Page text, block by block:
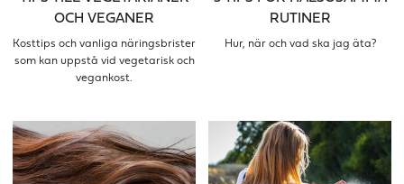
OCH VEGANER
Kosttips och vanliga näringsbrister
som kan uppstå vid vegetarisk och
vegankost.
RUTINER
Hur, när och vad ska jag äta?